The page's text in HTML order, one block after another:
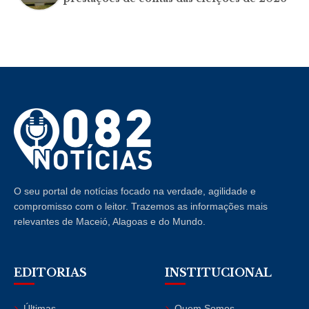
O seu portal de notícias focado na verdade, agilidade e
compromisso com o leitor. Trazemos as informações mais
relevantes de Maceió, Alagoas e do Mundo.
EDITORIAS INSTITUCIONAL